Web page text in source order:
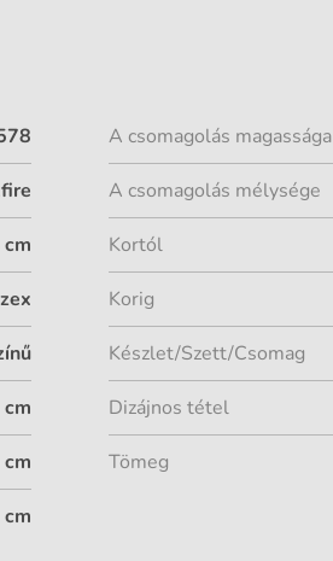
A csomagolás magassága
A csomagolás mélysége
Kortól
Korig
Készlet/Szett/Csomag
Dizájnos tétel
Tömeg